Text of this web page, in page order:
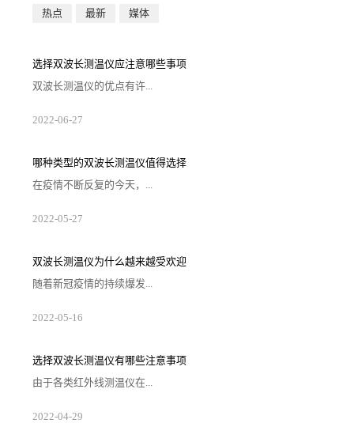
热点 最新 媒体
选择双波长测温仪应注意哪些事项
双波长测温仪的优点有许...
多，不仅仅可以测量视野内较高的温度点，也可以对一
些人们无法手动去测量温度的物品或者场景来进行测
项，那么在选择产品应该注意哪些问题，下面为大家解
析原因。1. 注意操作是否方便在选购双波长测温仪的时
候需要考虑一下产品操作的方便性，如果在一些需要快
速测量温度的场景中使用的时候过于复杂，那样...
2022-06-27
哪种类型的双波长测温仪值得选择
在疫情不断反复的今天，...
单一类型的测温手段不被市场所认可，甚至存在一些难
以快速解决的问题，故双波长测温仪便派上了用场，这
的测温仪值得被意向客户选择，结合下述内容便可大致
推断出较佳的备选对象。1、测试效果较准确的测温仪双
波长测温仪能否确保较准确的测试结果，这是客户判断
这类装置会查看的衡量标准，虽然数据不可能...
2022-05-27
双波长测温仪为什么越来越受欢迎
随着新冠疫情的持续爆发...
，不少商城、电影院、餐厅等公共场所都开始进行体温
测量。因此，对于测温仪的需求也在不断增加。双波长
干扰性强传统的单波长红外测温仪，在特定波长范围内
测量红外能量振幅。其传感器测量的是被测范围内的平
均温度，且受发射率变化、沾污的镜头和光学干扰的影
响，如果来自背景干扰热源的红外能量足够大，...
2022-05-16
选择双波长测温仪有哪些注意事项
由于各类红外线测温仪在...
波段范围的应用效果有着质的差异，需要企业在明确自
身的测温范围及高低情况来对仪器进行挑选。由此所出
2022-04-29